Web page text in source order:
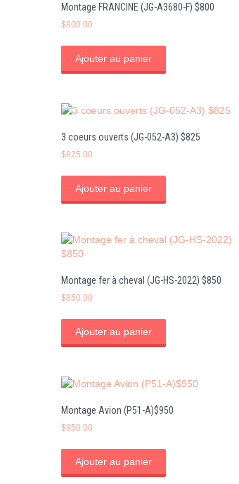
Montage FRANCINE (JG-A3680-F) $800
$800.00
Ajouter au panier
3 coeurs ouverts (JG-052-A3) $825
$825.00
Ajouter au panier
Montage fer à cheval (JG-HS-2022) $850
$850.00
Ajouter au panier
Montage Avion (P51-A)$950
$950.00
Ajouter au panier